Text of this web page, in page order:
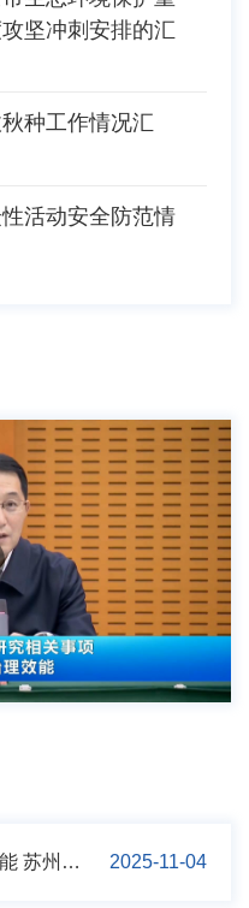
坚冲刺安排的汇
种工作情况汇
活动安全防范情
规范行政检查 提升治理效能 苏州市政府常务会议审议研究相关事项 2025-11-04